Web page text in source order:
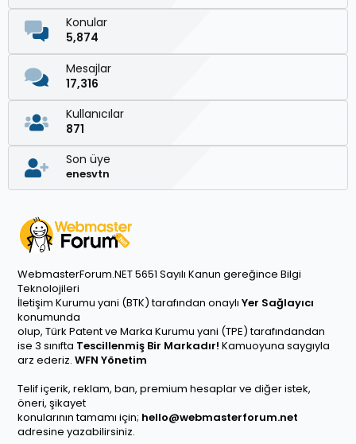
Konular
5,874
Mesajlar
17,316
Kullanıcılar
871
Son üye
enesvtn
WebmasterForum.NET 5651 Sayılı Kanun gereğince Bilgi
Teknolojileri
İletişim Kurumu yani (BTK) tarafından onaylı Yer Sağlayıcı
konumunda
olup, Türk Patent ve Marka Kurumu yani (TPE) tarafındandan
ise 3 sınıfta Tescillenmiş Bir Markadır! Kamuoyuna saygıyla
arz ederiz. WFN Yönetim
Telif içerik, reklam, ban, premium hesaplar ve diğer istek,
öneri, şikayet
konularının tamamı için; hello@webmasterforum.net
adresine yazabilirsiniz.